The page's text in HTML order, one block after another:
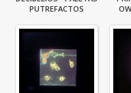
PUTREFACTOS